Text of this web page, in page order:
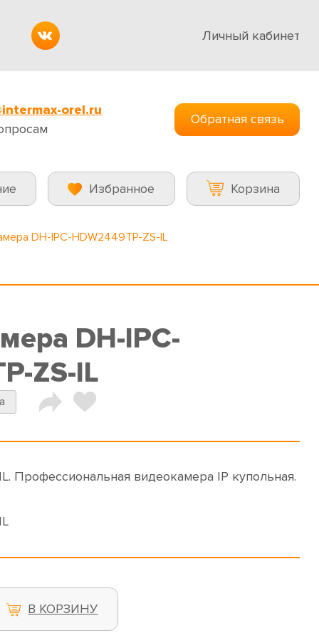
Личный кабинет
orel.ru
Обратная связь
Избранное Корзина
DH-IPC-HDW2449TP-ZS-IL
DH-IPC-
ZS-IL
Профессиональная видеокамера IP купольная.
В КОРЗИНУ